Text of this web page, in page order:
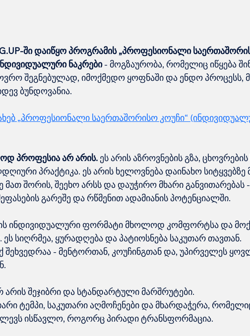
ში დაიწყო პროგრამის „პროფესიონალი
ნაკრები - მოგზაურობა, რომელიც იწყება
შეგნებულად, იმოქმედო ყოფნაში და ენდო პროცესს,
ბუნდოვანია.
„პროფესიონალი საერთაშორისო კოუჩი“
პროფესია არ არის. ეს არის აზროვნების გზა,
პრაქტიკა. ეს არის ხელოვნება დაინახო სიტყვებზე
მათ შორის, შეეხო არსს და დაუჭირო მხარი განვითარებას -
გარეშე და რწმენით ადამიანის პოტენციალში.
ის ინდივიდუალური ფორმატი მხოლოდ კომფორტსა და
სიღრმეა, ყურადღება და პატიოსნება საკუთარ თავთან.
შეხვედრაა - მენტორთან, კოუჩინგთან და, უპირველეს
არის შეჯიბრი და სტანდარტული მარშრუტები.
ტემპი, საკუთარი აღმოჩენები და მხარდაჭერა,
ისწავლო, როგორც პირადი ტრანსფორმაცია.